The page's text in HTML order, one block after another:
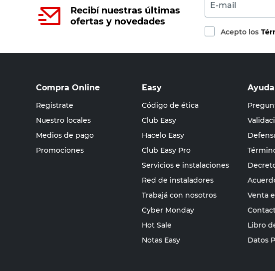
Recibí nuestras últimas
ofertas y novedades
E-mail
Acepto los
Compra Online
Registrate
Nuestro locales
Medios de pago
Promociones
Easy
Código de ética
Club Easy
Hacelo Easy
Club Easy Pro
Servicios e instalaciones
Red de instaladores
Trabajá con nosotros
Cyber Monday
Hot Sale
Notas Easy
Ayuda
Venta
Libro
Datos